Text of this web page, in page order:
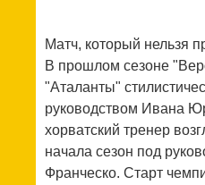
Матч, который нельзя
В прошлом сезоне
"Аталанты"
руководством Ивана
хорватский тренер
начала сезон под
Франческо. Старт